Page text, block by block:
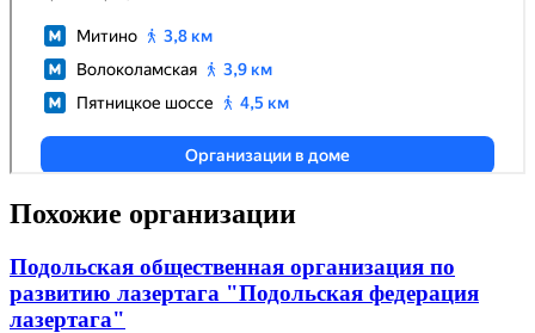
Похожие организации
Подольская общественная организация по
развитию лазертага "Подольская федерация
лазертага"